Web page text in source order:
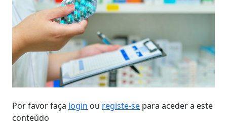
Por favor faça login ou registe-se para aceder a este
conteúdo